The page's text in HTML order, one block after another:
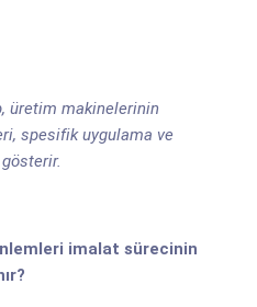
üretim makinelerinin
spesifik uygulama ve
imalat sürecinin